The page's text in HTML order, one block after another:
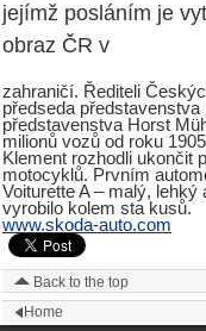
jejímž posláním je
obraz ČR v
zahraničí. Řediteli
předseda
představenstva Horst
milionů vozů od roku
Klement rozhodli ukončit
motocyklů. Prvním
Voiturette A – malý,
vyrobilo kolem sta kusů.
www.skoda-auto.com
Back to the top
Home